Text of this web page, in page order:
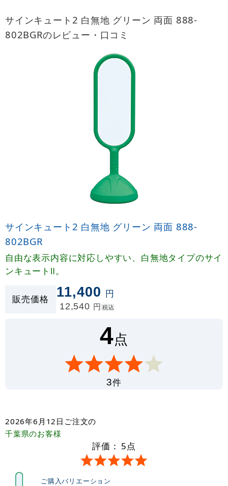
サインキュート2 白無地 グリーン 両面 888-
802BGRのレビュー・口コミ
サインキュート2 白無地 グリーン 両面 888-
802BGR
自由な表示内容に対応しやすい、白無地タイプのサイ
ンキュートⅡ。
販売価格 11,400 円
12,540 円 税込
4点
3件
2026年6月12日 ご注文の
千葉県のお客様
評価： 5点
ご購入バリエーション